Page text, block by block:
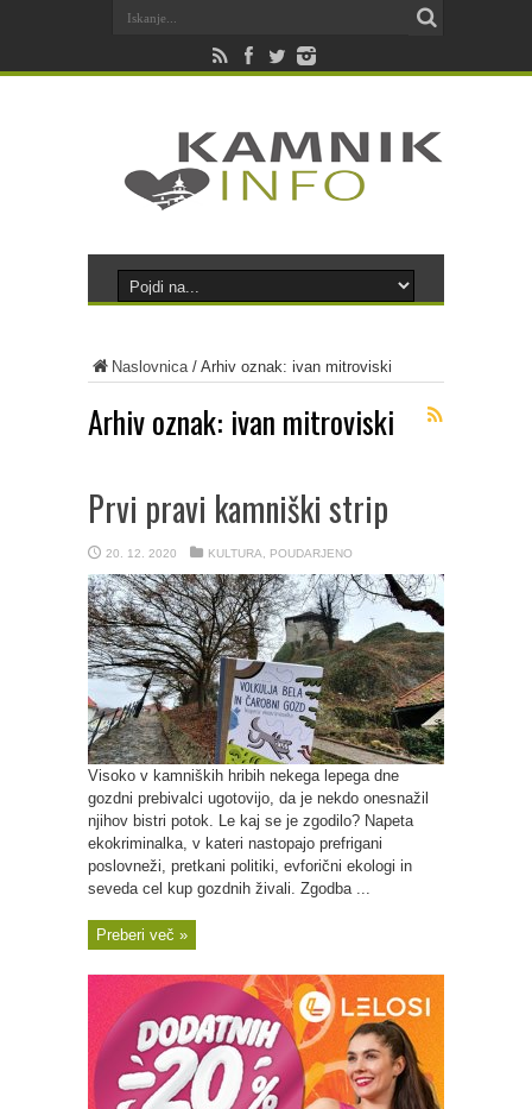
Naslovnica/ Arhiv oznak: ivan mitroviski
Arhiv oznak: ivan mitroviski
Prvi pravi kamniški strip
20. 12. 2020 KULTURA POUDARJENO
Visoko v kamniških hribih nekega lepega dne
gozdni prebivalci ugotovijo, da je nekdo onesnažil
njihov bistri potok. Le kaj se je zgodilo? Napeta
ekokriminalka, v kateri nastopajo prefrigani
poslovneži, pretkani politiki, evforični ekologi in
seveda cel kup gozdnih živali. Zgodba ...
Preberi več »